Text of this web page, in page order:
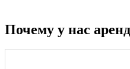
Почему у нас